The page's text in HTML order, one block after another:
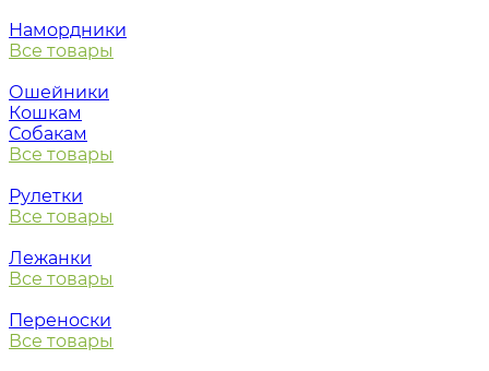
Намордники
Все товары
Ошейники
Кошкам
Собакам
Все товары
Рулетки
Все товары
Лежанки
Все товары
Переноски
Все товары